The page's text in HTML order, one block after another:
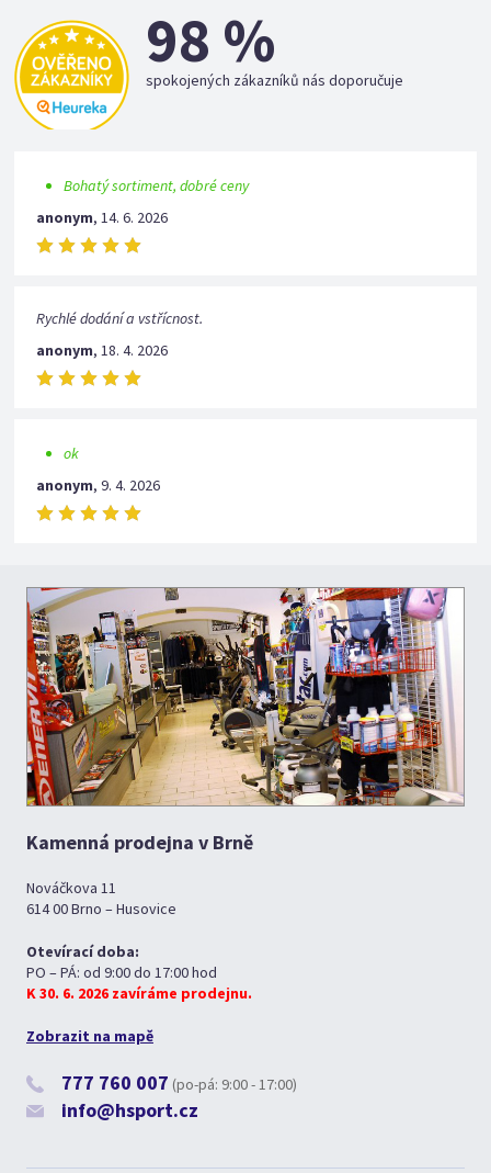
98 %
spokojených zákazníků nás doporučuje
Bohatý sortiment, dobré ceny
anonym,14. 6. 2026
Rychlé dodání a vstřícnost.
anonym,18. 4. 2026
ok
anonym,9. 4. 2026
Kamenná prodejna v Brně
Nováčkova 11
614 00 Brno – Husovice
Otevírací doba:
PO – PÁ: od 9:00 do 17:00 hod
K 30. 6. 2026 zavíráme prodejnu.
Zobrazit na mapě
777 760 007 (po-pá: 9:00 - 17:00)
info@hsport.cz